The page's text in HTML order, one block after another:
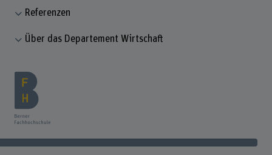
Referenzen
Über das Departement Wirtschaft